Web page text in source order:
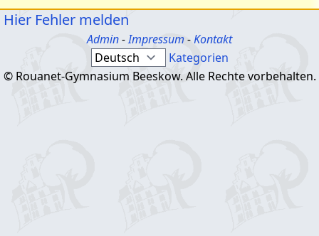
Hier Fehler melden
Admin-Impressum-Kontakt
Kategorien
© Rouanet-Gymnasium Beeskow. Alle Rechte vorbehalten.